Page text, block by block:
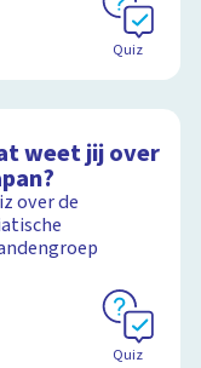
Quiz
weet jij over
over de
Quiz